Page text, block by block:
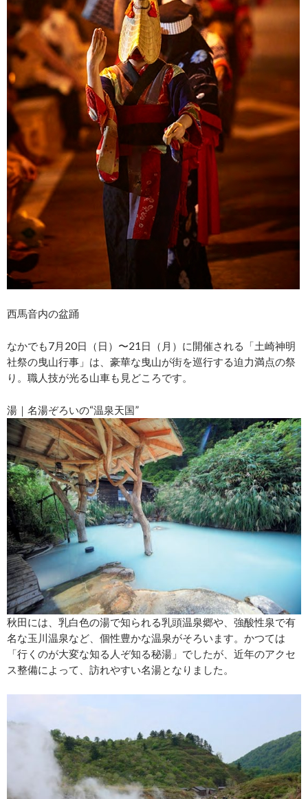
西馬音内の盆踊
なかでも7月20日（日）〜21日（月）に開催される「土崎神明
社祭の曳山行事」は、豪華な曳山が街を巡行する迫力満点の祭
り。職人技が光る山車も見どころです。
湯｜名湯ぞろいの“温泉天国”
秋田には、乳白色の湯で知られる乳頭温泉郷や、強酸性泉で有
名な玉川温泉など、個性豊かな温泉がそろいます。かつては
「行くのが大変な知る人ぞ知る秘湯」でしたが、近年のアクセ
ス整備によって、訪れやすい名湯となりました。